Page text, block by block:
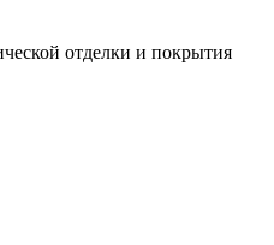
отделки и покрытия